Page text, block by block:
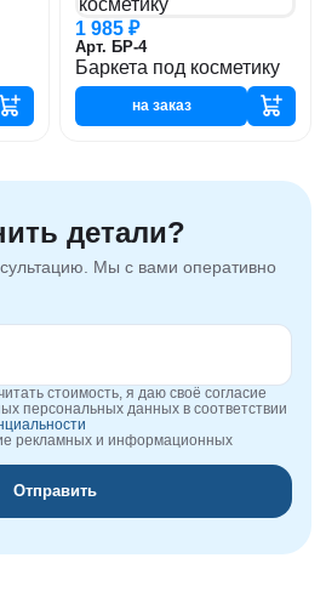
1 985 ₽
Арт. БР-4
Баркета под косметику
на заказ
детали?
Мы с вами оперативно
стоимость, я даю своё согласие
персональных данных в соответствии
рекламных и информационных
Отправить